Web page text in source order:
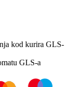
kod kurira GLS-
GLS-a